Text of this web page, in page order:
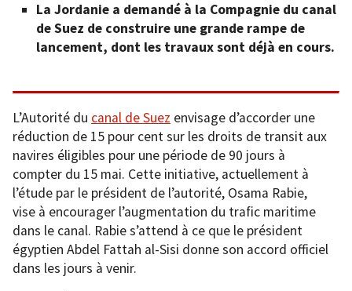
La Jordanie a demandé à la Compagnie du canal
de Suez de construire une grande rampe de
lancement, dont les travaux sont déjà en cours.
L’Autorité du canal de Suez envisage d’accorder une
réduction de 15 pour cent sur les droits de transit aux
navires éligibles pour une période de 90 jours à
compter du 15 mai. Cette initiative, actuellement à
l’étude par le président de l’autorité, Osama Rabie,
vise à encourager l’augmentation du trafic maritime
dans le canal. Rabie s’attend à ce que le président
égyptien Abdel Fattah al-Sisi donne son accord officiel
dans les jours à venir.